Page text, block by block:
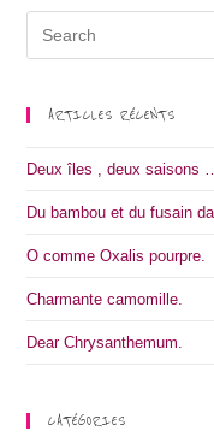
ARTICLES RÉCENTS
Deux îles , deux saisons
Du bambou et du fusain
O comme Oxalis pourpre.
Charmante camomille.
Dear Chrysanthemum.
CATÉGORIES